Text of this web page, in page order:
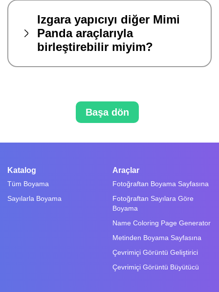
Izgara yapıcıyı diğer Mimi
Panda araçlarıyla
birleştirebilir miyim?
Başa dön
Katalog
Tüm Boyama
Sayılarla Boyama
Araçlar
Fotoğraftan Boyama Sayfasına
Fotoğraftan Sayılara Göre
Boyama
Name Coloring Page Generator
Metinden Boyama Sayfasına
Çevrimiçi Görüntü Geliştirici
Çevrimiçi Görüntü Büyütücü